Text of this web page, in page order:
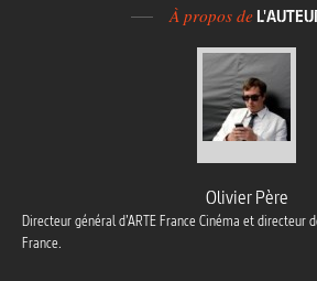
À propos de
Olivier Père
Directeur général d’ARTE France Cinéma et directeur
France.